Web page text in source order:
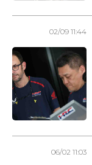
02/09 11:44
06/02 11:03